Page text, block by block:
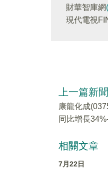
財華智庫網
現代電視
上一篇新聞
康龍化成
同比增長
相關文章
7月22日